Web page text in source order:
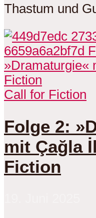
Thastum und
Call for Fiction
Folge 2:
mit Çağla
Fiction